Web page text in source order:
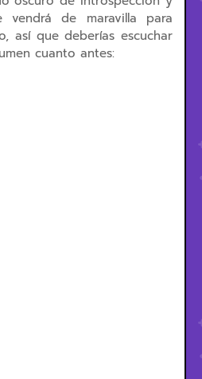
de maravilla para
así que deberías escuchar
cuanto antes: